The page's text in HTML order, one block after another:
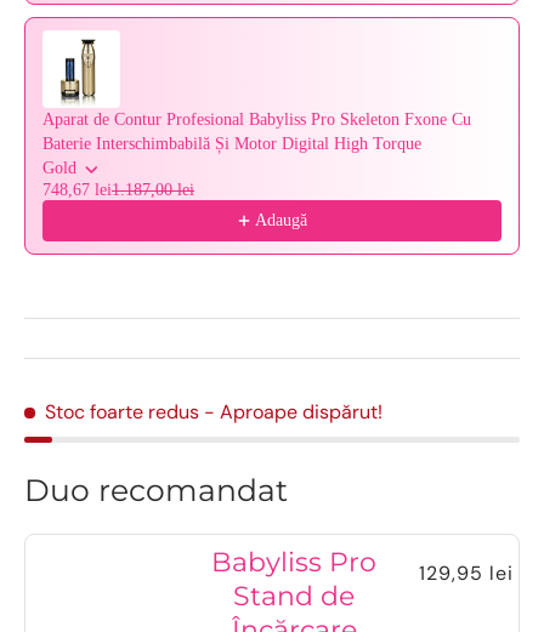
Aparat de Contur Profesional Babyliss Pro Skeleton Fxone Cu
Baterie Interschimbabilă Și Motor Digital High Torque
Gold
748,67 lei1.187,00 lei
Adaugă
Stoc foarte redus - Aproape dispărut!
Duo recomandat
Babyliss Pro
Stand de
129,95 lei